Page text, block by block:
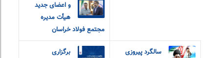
و اعضای جدید
هیأت مدیره
مجتمع فولاد خراسان
سالگرد پیروزی
برگزاری